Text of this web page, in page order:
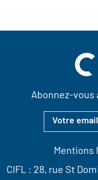
Abonnez-vous
Mentions
CIFL : 28, rue St